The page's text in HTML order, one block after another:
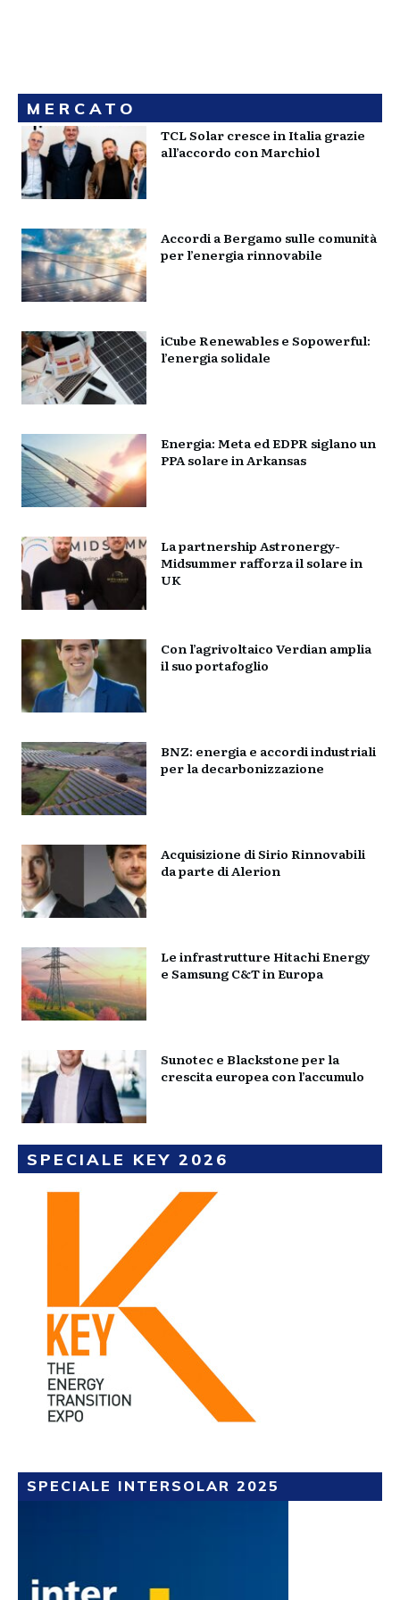
MERCATO
TCL Solar cresce in Italia grazie
all’accordo con Marchiol
Accordi a Bergamo sulle comunità
per l’energia rinnovabile
iCube Renewables e Sopowerful:
l’energia solidale
Energia: Meta ed EDPR siglano un
PPA solare in Arkansas
La partnership Astronergy-
Midsummer rafforza il solare in
UK
Con l’agrivoltaico Verdian amplia
il suo portafoglio
BNZ: energia e accordi industriali
per la decarbonizzazione
Acquisizione di Sirio Rinnovabili
da parte di Alerion
Le infrastrutture Hitachi Energy
e Samsung C&T in Europa
Sunotec e Blackstone per la
crescita europea con l’accumulo
SPECIALE KEY 2026
SPECIALE INTERSOLAR 2025